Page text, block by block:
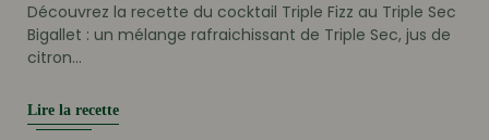
Découvrez la recette du cocktail Triple Fizz au Triple Sec
Bigallet : un mélange rafraichissant de Triple Sec, jus de
citron...
Lire la recette